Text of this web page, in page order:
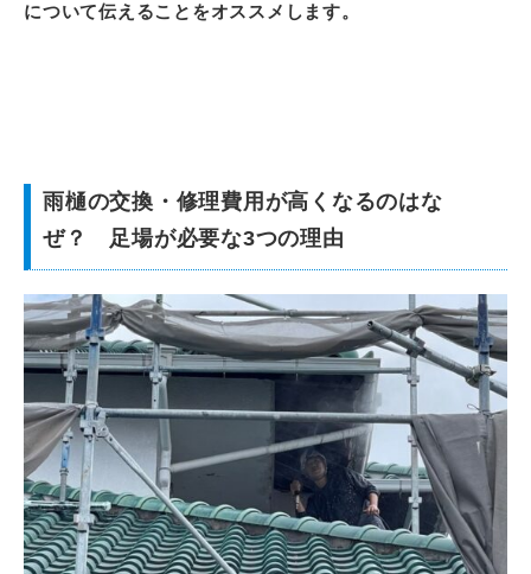
について伝えることをオススメします。
雨樋の交換・修理費用が高くなるのはな
ぜ？ 足場が必要な3つの理由